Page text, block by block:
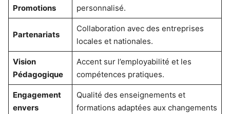
Promotions personnalisé.
Partenariats
Collaboration avec des entreprises
locales et nationales.
Vision
Pédagogique
Accent sur l’employabilité et les
compétences pratiques.
Engagement
envers
Qualité des enseignements et
formations adaptées aux changements